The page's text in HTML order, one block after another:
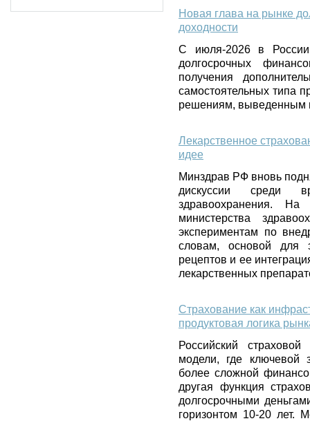
Новая глава на рынке
доходности
С июля-2026 в России
долгосрочных
получения
самостоятельных типа
решениям, выведенным
Лекарственное
идее
Минздрав РФ вновь
дискуссии среди
здравоохранения.
министерства
экспериментам по
словам, основой для
рецептов и ее
лекарственных
Страхование как
продуктовая логика
Российский
модели, где ключевой
более сложной
другая функция
долгосрочными
горизонтом 10-20 лет.